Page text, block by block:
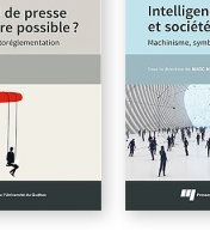
virtuelle
Dispositifs de
Discriminations
Posture des acteurs
Trajectoire
Management par